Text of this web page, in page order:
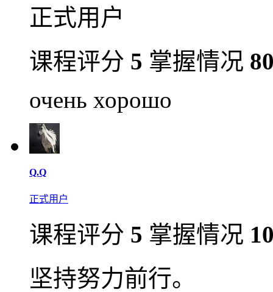
正式用户
课程评分 5 掌握情况
очень хорошо
Q.Q
正式用户
课程评分 5 掌握情况
坚持努力前行。